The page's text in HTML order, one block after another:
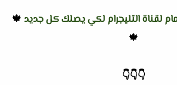
لقناة التليجرام لكي يصلك كل جديد 🍁
🍁
👇
👇
👇